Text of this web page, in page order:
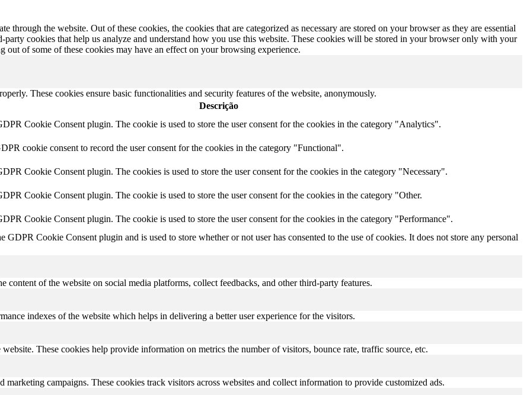
the website. Out of these cookies, the cookies that are categorized as necessary are stored on your browser as they are essential
cookies that help us analyze and understand how you use this website. These cookies will be stored in your browser only with your
of some of these cookies may have an effect on your browsing experience.
These cookies ensure basic functionalities and security features of the website, anonymously.
Descrição
Cookie Consent plugin. The cookie is used to store the user consent for the cookies in the category "Analytics".
cookie consent to record the user consent for the cookies in the category "Functional".
Cookie Consent plugin. The cookies is used to store the user consent for the cookies in the category "Necessary".
Cookie Consent plugin. The cookie is used to store the user consent for the cookies in the category "Other.
Cookie Consent plugin. The cookie is used to store the user consent for the cookies in the category "Performance".
GDPR Cookie Consent plugin and is used to store whether or not user has consented to the use of cookies. It does not store any personal
of the website on social media platforms, collect feedbacks, and other third-party features.
indexes of the website which helps in delivering a better user experience for the visitors.
These cookies help provide information on metrics the number of visitors, bounce rate, traffic source, etc.
campaigns. These cookies track visitors across websites and collect information to provide customized ads.